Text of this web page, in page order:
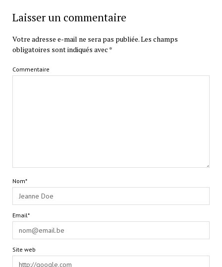
Laisser un commentaire
Votre adresse e-mail ne sera pas publiée.Les champs
obligatoires sont indiqués avec *
Commentaire
Nom*
Email*
Site web